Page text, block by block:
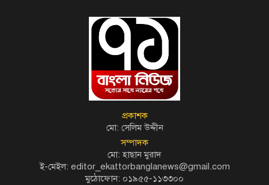
প্রকাশক
মো: সেলিম উদ্দীন
সম্পাদক
মো: হাছান মুরাদ
ই-মেইল: editor_ekattorbanglanews@gmail.com
মুঠোফোন: ০১৯৫৫-১১৩৩০০